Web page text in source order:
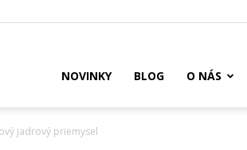
NOVINKY BLOG O NÁS
jadrový priemysel